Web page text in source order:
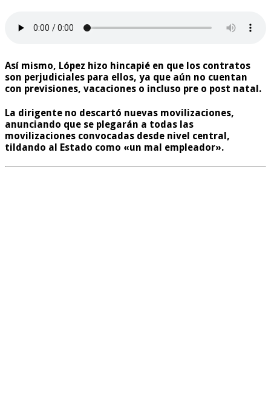
Así mismo, López hizo hincapié en que los contratos
son perjudiciales para ellos, ya que aún no cuentan
con previsiones, vacaciones o incluso pre o post natal.
La dirigente no descartó nuevas movilizaciones,
anunciando que se plegarán a todas las
movilizaciones convocadas desde nivel central,
tildando al Estado como «un mal empleador».